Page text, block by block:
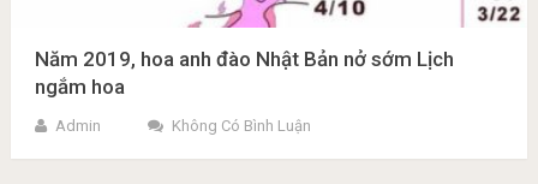
Năm 2019, hoa anh đào Nhật Bản nở sớm Lịch
ngắm hoa
Admin Không Có Bình Luận